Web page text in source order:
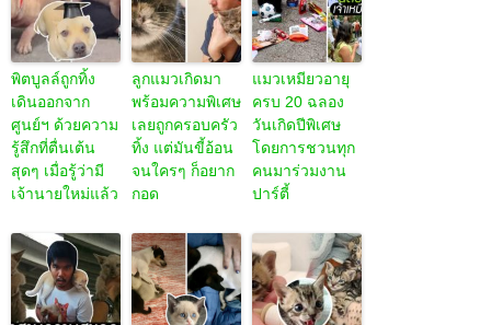
พิตบูลล์ถูกทิ้ง
เดินออกจาก
ศูนย์ฯ ด้วยความ
รู้สึกที่ตื่นเต้น
สุดๆ เมื่อรู้ว่ามี
เจ้านายใหม่แล้ว
ลูกแมวเกิดมา
พร้อมความพิเศษ
เลยถูกครอบครัว
ทิ้ง แต่มันขี้อ้อน
จนใครๆ ก็อยาก
กอด
แมวเหมียวอายุ
ครบ 20 ฉลอง
วันเกิดปีพิเศษ
โดยการชวนทุก
คนมาร่วมงาน
ปาร์ตี้